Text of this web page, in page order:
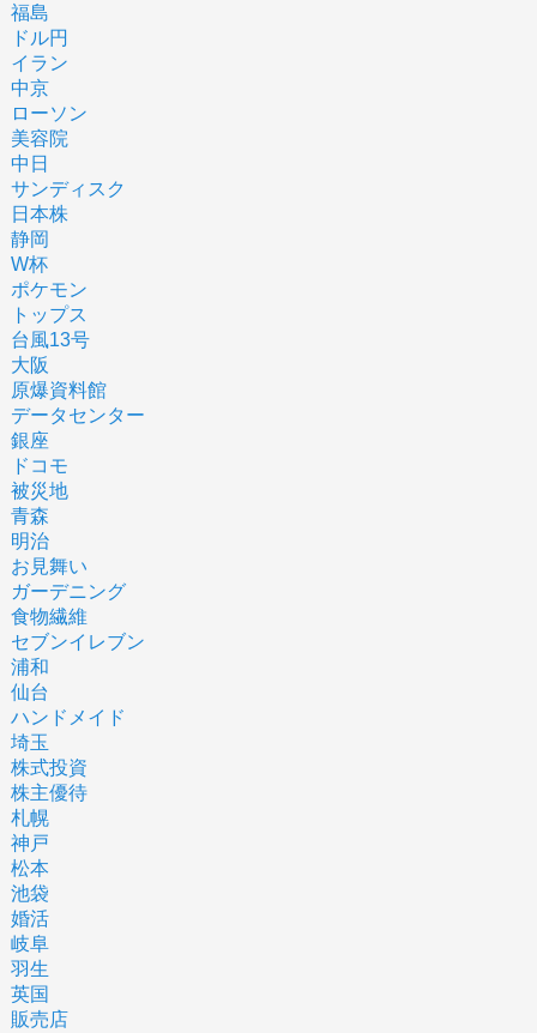
福島
ドル円
イラン
中京
ローソン
美容院
中日
サンディスク
日本株
静岡
W杯
ポケモン
トップス
台風13号
大阪
原爆資料館
データセンター
銀座
ドコモ
被災地
青森
明治
お見舞い
ガーデニング
食物繊維
セブンイレブン
浦和
仙台
ハンドメイド
埼玉
株式投資
株主優待
札幌
神戸
松本
池袋
婚活
岐阜
羽生
英国
販売店